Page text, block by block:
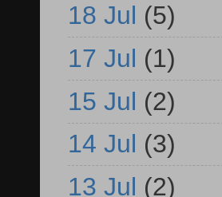
18 Jul (5)
17 Jul (1)
15 Jul (2)
14 Jul (3)
13 Jul (2)